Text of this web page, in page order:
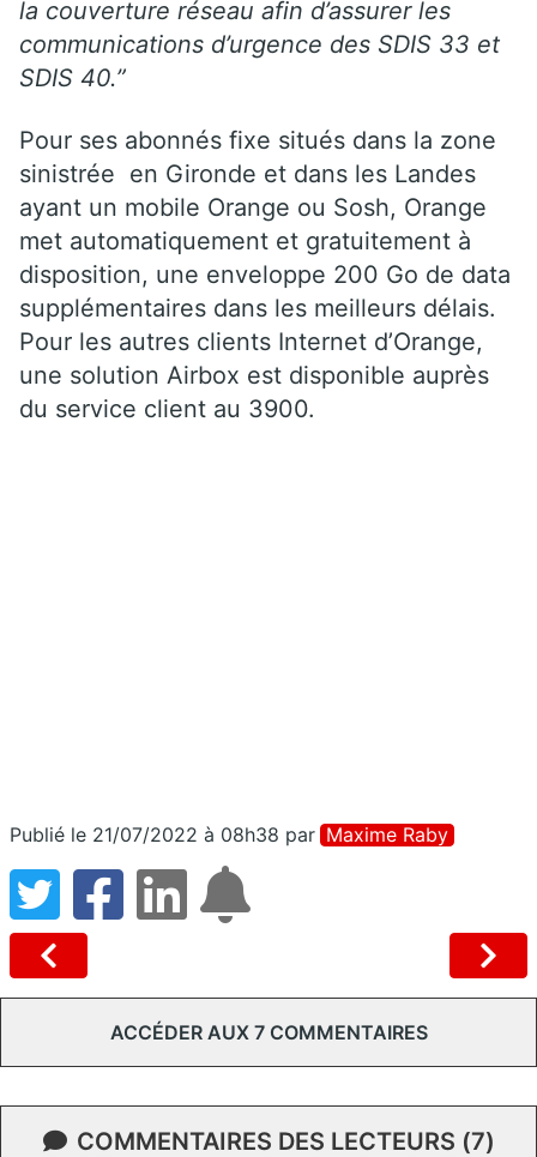
la couverture réseau afin d’assurer les
communications d’urgence des SDIS 33 et
SDIS 40.”
Pour ses abonnés fixe situés dans la zone
sinistrée en Gironde et dans les Landes
ayant un mobile Orange ou Sosh, Orange
met automatiquement et gratuitement à
disposition, une enveloppe 200 Go de data
supplémentaires dans les meilleurs délais.
Pour les autres clients Internet d’Orange,
une solution Airbox est disponible auprès
du service client au 3900.
Publié le 21/07/2022 à 08h38 par Maxime Raby
ACCÉDER AUX 7 COMMENTAIRES
COMMENTAIRES DES LECTEURS (7)